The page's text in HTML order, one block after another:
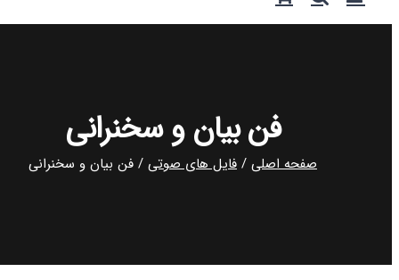
فن بیان و سخنرانی
صفحه اصلی فایل های صوتی فن بیان و سخنرانی